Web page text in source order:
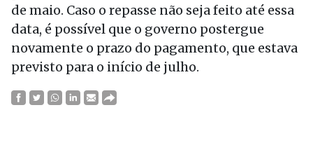
de maio. Caso o repasse não seja feito até essa
data, é possível que o governo postergue
novamente o prazo do pagamento, que estava
previsto para o início de julho.